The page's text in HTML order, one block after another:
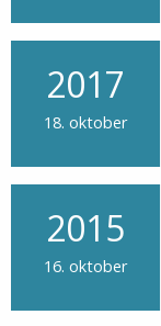
2017
18. oktober
2015
16. oktober